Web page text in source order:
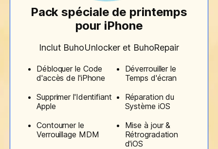
Pack spéciale de printemps
pour iPhone
Inclut BuhoUnlocker et BuhoRepair
Débloquer le Code
d'accès de l'iPhone
Supprimer l'Identifiant
Apple
Contourner le
Verrouillage MDM
Déverrouiller le
Temps d'écran
Réparation du
Système iOS
Mise à jour &
Rétrogradation
d'iOS